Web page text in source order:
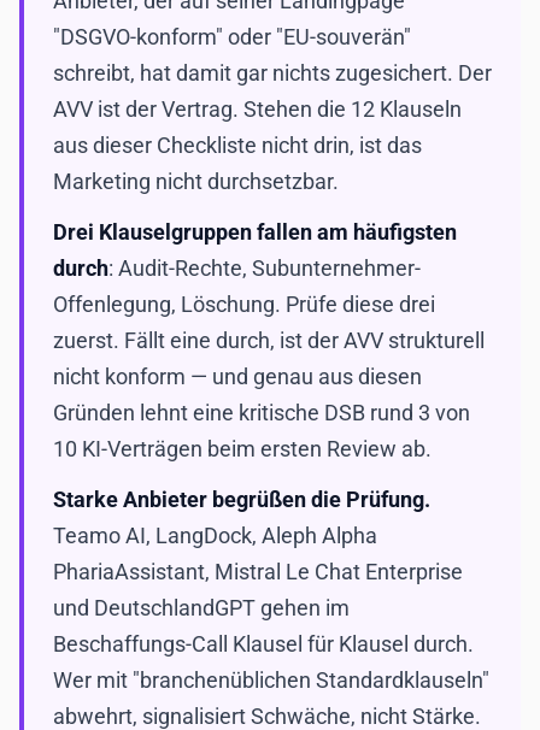
"DSGVO-konform" oder "EU-souverän"
schreibt, hat damit gar nichts zugesichert. Der
AVV ist der Vertrag. Stehen die 12 Klauseln
aus dieser Checkliste nicht drin, ist das
Marketing nicht durchsetzbar.
Drei Klauselgruppen fallen am häufigsten
durch: Audit-Rechte, Subunternehmer-
Offenlegung, Löschung. Prüfe diese drei
zuerst. Fällt eine durch, ist der AVV strukturell
nicht konform — und genau aus diesen
Gründen lehnt eine kritische DSB rund 3 von
10 KI-Verträgen beim ersten Review ab.
Starke Anbieter begrüßen die Prüfung.
Teamo AI, LangDock, Aleph Alpha
PhariaAssistant, Mistral Le Chat Enterprise
und DeutschlandGPT gehen im
Beschaffungs-Call Klausel für Klausel durch.
Wer mit "branchenüblichen Standardklauseln"
abwehrt, signalisiert Schwäche, nicht Stärke.